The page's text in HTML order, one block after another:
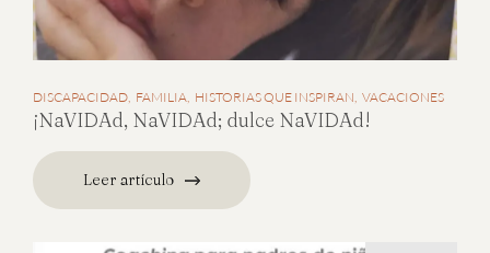
DISCAPACIDAD FAMILIA HISTORIAS QUE INSPIRAN VACACIONES
¡NaVIDAd, NaVIDAd; dulce NaVIDAd!
Leer artículo